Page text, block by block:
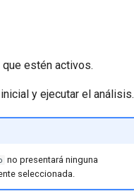
estén activos.
y ejecutar el análisis.
no presentará ninguna
seleccionada.